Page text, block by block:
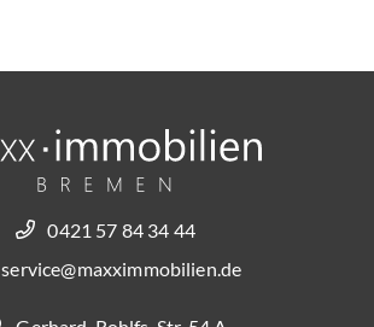
0421 57 84 34 44
service@maxximmobilien.de